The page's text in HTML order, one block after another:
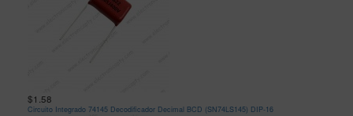
$1.58
Circuito Integrado 74145 Decodificador Decimal BCD (SN74LS145) DIP-16